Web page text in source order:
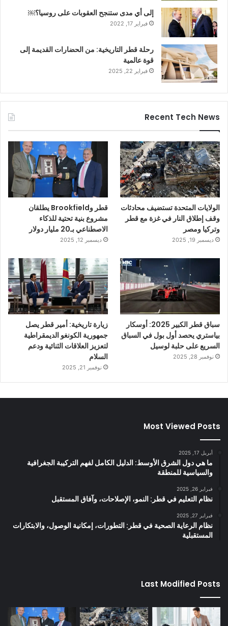
إلى أي مدى ستنجح العقوبات على روسيا؟￼
فبراير 17, 2022
رحلة قطر التاريخية: من الحضارات القديمة إلى
قوة عالمية
فبراير 22, 2025
Recent Tech News
الولايات المتحدة تستضيف محادثات
وقف إطلاق النار في غزة مع قطر
وتركيا ومصر
ديسمبر 19, 2025
قطر وBrookfield يطلقان
مشروع بنية تحتية للذكاء
الاصطناعي بـ20 مليار دولار
ديسمبر 12, 2025
سباق قطر الكبير 2025: أوسكار
بياستري يحصد أول بول في السباق
السريع على حلبة لوسيل
نوفمبر 28, 2025
زيارة تاريخية: أمير قطر يصل
جمهورية الكونغو الديمقراطية
لتعزيز العلاقات الثنائية ودعم
السلام
نوفمبر 21, 2025
Most Viewed Posts
أبريل 17, 2025
ما هي دول الشرق الأوسط: الدليل الكامل لفهم التركيبة الجغرافية
والسياسية للمنطقة
فبراير 26, 2025
نظام التعليم في قطر: النمو، الإصلاحات، وآفاق المستقبل
فبراير 27, 2025
نظام الرعاية الصحية في قطر: التطورات، إمكانية الوصول، والابتكارات
المستقبلية
Last Modified Posts